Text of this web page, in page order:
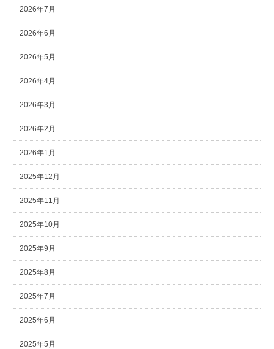
2026年7月
2026年6月
2026年5月
2026年4月
2026年3月
2026年2月
2026年1月
2025年12月
2025年11月
2025年10月
2025年9月
2025年8月
2025年7月
2025年6月
2025年5月